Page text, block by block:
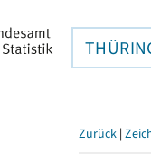
Zurück |